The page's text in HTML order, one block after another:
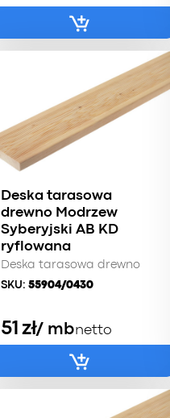
Deska tarasowa
drewno Modrzew
Syberyjski AB KD
ryflowana
Deska tarasowa drewno
SKU: 55904/0430
51 zł/ mbnetto